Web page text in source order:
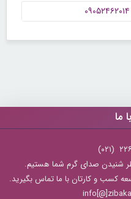
ما
کسب و کارتان با ما تماس بگیرید.